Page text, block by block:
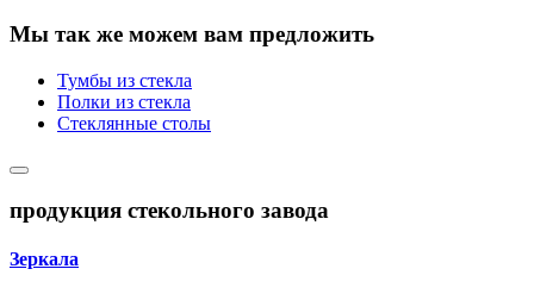
Мы так же можем вам предложить
Тумбы из стекла
Полки из стекла
Стеклянные столы
продукция стекольного завода
Зеркала